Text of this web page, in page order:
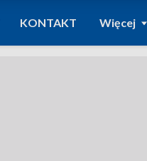
KONTAKT Więcej